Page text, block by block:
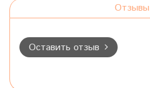
Отзывы
Оставить отзыв